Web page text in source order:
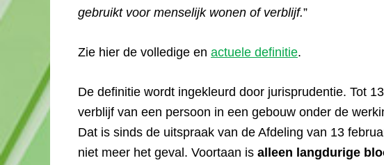
gebruikt voor menselijk wonen of verblijf.”
Zie hier de volledige en actuele definitie.
De definitie wordt ingekleurd door jurisprudentie. Tot
verblijf van een persoon in een gebouw onder de
Dat is sinds de uitspraak van de Afdeling van 13
niet meer het geval. Voortaan is alleen langdurige